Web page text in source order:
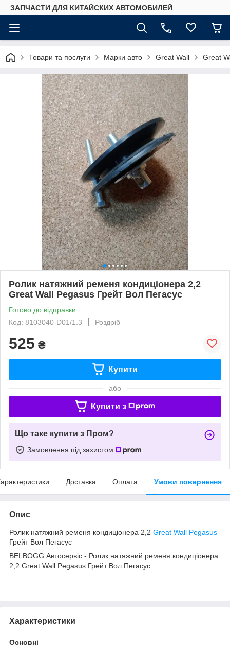
ЗАПЧАСТИ ДЛЯ КИТАЙСКИХ АВТОМОБИЛЕЙ
Товари та послуги Марки авто Great Wall Great
Ролик натяжний ременя кондиціонера 2,2
Great Wall Pegasus Грейт Вол Пегасус
Готово до відправки
Код: 8103040-D01/1.3
Роздріб
525 ₴
Купити
або
Купити з
Що таке купити з Пром?
Замовлення під захистом
Доставка Оплата Умови повернення
Опис
Ролик натяжний ременя кондиціонера 2,2 Great Wall Pegasus
Грейт Вол Пегасус
BELBOGG Автосервіс - Ролик натяжний ременя кондиціонера
2,2 Great Wall Pegasus Грейт Вол Пегасус
Характеристики
Основні